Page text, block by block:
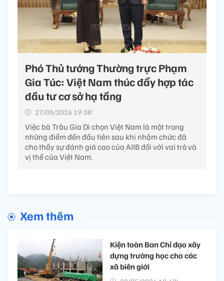
Phó Thủ tướng Thường trực Phạm
Gia Túc: Việt Nam thúc đẩy hợp tác
đầu tư cơ sở hạ tầng
27/05/2026 19:38’
Việc bà Trâu Gia Di chọn Việt Nam là một trong
những điểm đến đầu tiên sau khi nhậm chức đã
cho thấy sự đánh giá cao của AIIB đối với vai trò và
vị thế của Việt Nam.
Xem thêm
Kiện toàn Ban Chỉ đạo xây
dựng trường học cho các
xã biên giới